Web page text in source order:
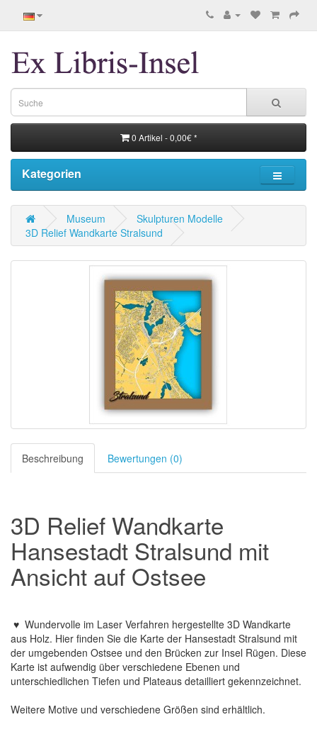
0 Artikel - 0,00€ *
Kategorien
Museum
Skulpturen Modelle
3D Relief Wandkarte Stralsund
Beschreibung Bewertungen (0)
3D Relief Wandkarte
Hansestadt Stralsund mit
Ansicht auf Ostsee
♥ Wundervolle im Laser Verfahren hergestellte 3D Wandkarte
aus Holz. Hier finden Sie die Karte der Hansestadt Stralsund mit
der umgebenden Ostsee und den Brücken zur Insel Rügen. Diese
Karte ist aufwendig über verschiedene Ebenen und
unterschiedlichen Tiefen und Plateaus detailliert gekennzeichnet.
Weitere Motive und verschiedene Größen sind erhältlich.